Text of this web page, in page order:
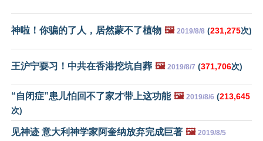
神啦！你骗的了人，居然蒙不了植物 🖼️ 2019/8/8 (231,275次)
王沪宁耍习！中共在香港挖坑自葬 🖼️ 2019/8/7 (371,706次)
“自闭症”患儿怕回不了家才带上这功能 🖼️ 2019/8/6 (213,645
次)
见神迹 意大利神学家阿奎纳放弃完成巨著 🖼️ 2019/8/5